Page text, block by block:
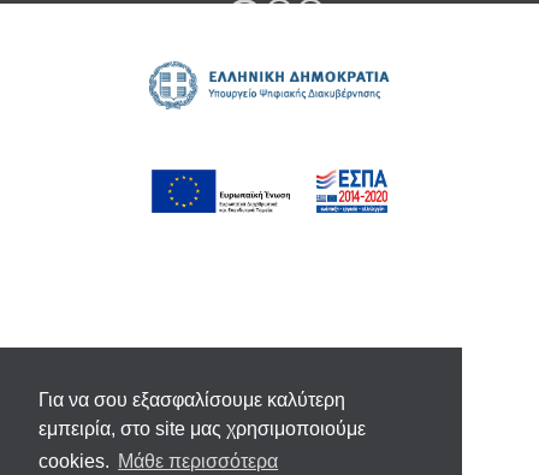
Για να σου εξασφαλίσουμε καλύτερη
εμπειρία, στο site μας χρησιμοποιούμε
cookies. Μάθε περισσότερα